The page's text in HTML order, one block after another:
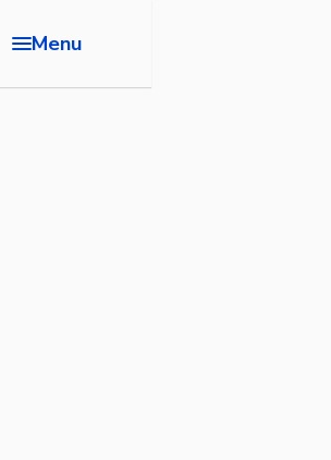
Menu